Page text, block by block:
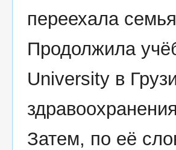
переехала
Продолжила
University в
Затем, по её